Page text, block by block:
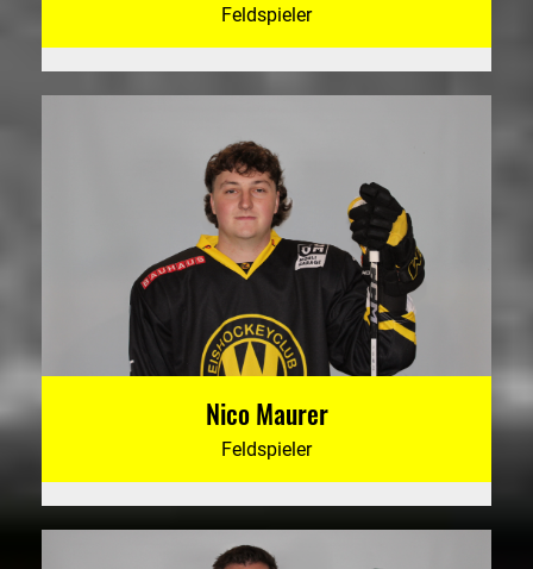
Feldspieler
Nico Maurer
Feldspieler